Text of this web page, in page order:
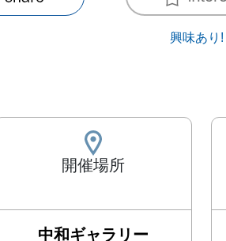
興味あり!
開催場所
中和ギャラリー